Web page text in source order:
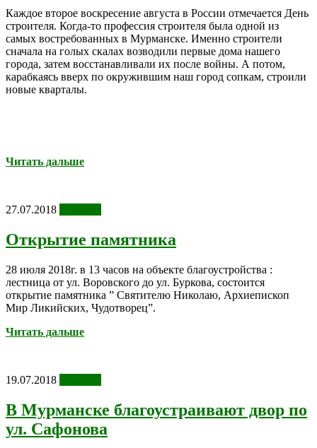
Каждое второе воскресение августа в России отмечается День
строителя. Когда-то профессия строителя была одной из
самых востребованных в Мурманске. Именно строители
сначала на голых скалах возводили первые дома нашего
города, затем восстанавливали их после войны. А потом,
карабкаясь вверх по окружившим наш город сопкам, строили
новые кварталы.
Читать дальше
27.07.2018
Открытие памятника
28 июля 2018г. в 13 часов на объекте благоустройства :
лестница от ул. Воровского до ул. Буркова, состоится
открытие памятника ” Святителю Николаю, Архиепископ
Мир Ликийских, Чудотворец”.
Читать дальше
19.07.2018
В Мурманске благоустраивают двор по
ул. Сафонова